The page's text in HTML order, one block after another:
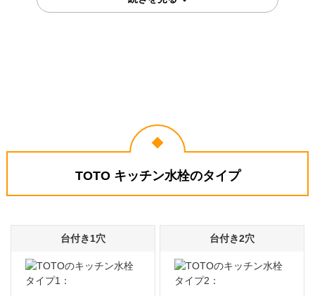
熊本県熊本市 千葉県船橋市
TOTO キッチン水栓のタイプ
台付き1穴 台付き2穴